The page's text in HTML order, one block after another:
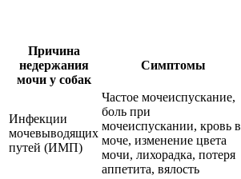
Причина
недержания
мочи у собак
Симптомы
Инфекции
мочевыводящих
путей (ИМП)
Частое мочеиспускание,
боль при
мочеиспускании, кровь в
моче, изменение цвета
мочи, лихорадка, потеря
аппетита, вялость